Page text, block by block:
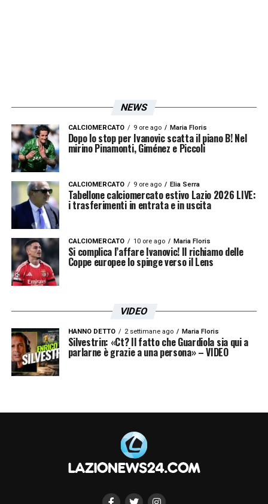
NEWS
CALCIOMERCATO 9 ore ago Maria Floris
Dopo lo stop per Ivanovic scatta il piano B! Nel
mirino Pinamonti, Giménez e Piccoli
CALCIOMERCATO 9 ore ago Elia Serra
Tabellone calciomercato estivo Lazio 2026 LIVE:
i trasferimenti in entrata e in uscita
CALCIOMERCATO 10 ore ago Maria Floris
Si complica l’affare Ivanovic! Il richiamo delle
Coppe europee lo spinge verso il Lens
VIDEO
HANNO DETTO 2 settimane ago Maria Floris
Silvestrin: «Ct? Il fatto che Guardiola sia qui a
parlarne è grazie a una persona» – VIDEO